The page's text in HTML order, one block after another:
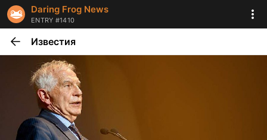
Daring Frog News
ENTRY #1410
Известия